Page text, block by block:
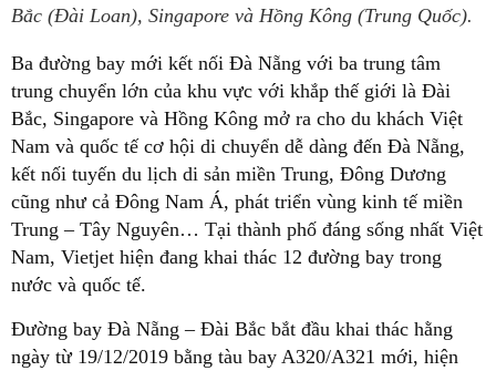
Bắc (Đài Loan), Singapore và Hồng Kông (Trung Quốc).
Ba đường bay mới kết nối Đà Nẵng với ba trung tâm
trung chuyển lớn của khu vực với khắp thế giới là Đài
Bắc, Singapore và Hồng Kông mở ra cho du khách Việt
Nam và quốc tế cơ hội di chuyển dễ dàng đến Đà Nẵng,
kết nối tuyến du lịch di sản miền Trung, Đông Dương
cũng như cả Đông Nam Á, phát triển vùng kinh tế miền
Trung – Tây Nguyên… Tại thành phố đáng sống nhất Việt
Nam, Vietjet hiện đang khai thác 12 đường bay trong
nước và quốc tế.
Đường bay Đà Nẵng – Đài Bắc bắt đầu khai thác hằng
ngày từ 19/12/2019 bằng tàu bay A320/A321 mới, hiện